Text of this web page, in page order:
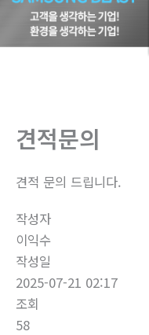
견적문의
견적 문의 드립니다.
작성자
이익수
작성일
2025-07-21 02:17
조회
58